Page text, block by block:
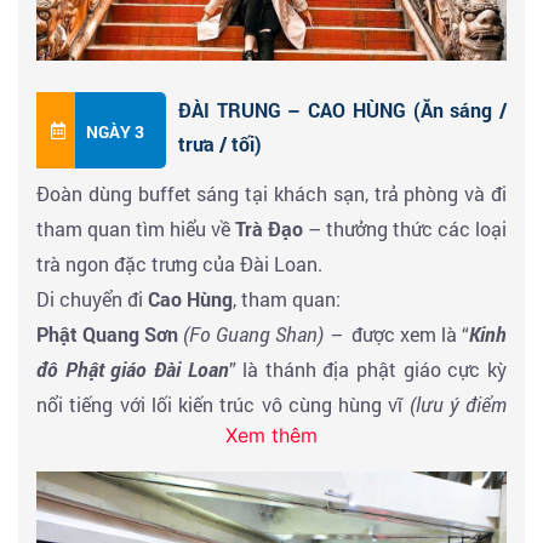
Đài Trung.
NGÀY 3
ĐÀI TRUNG – CAO HÙNG (Ăn sáng /
trưa / tối)
Đoàn dùng buffet sáng tại khách sạn, trả phòng và đi
tham quan tìm hiểu vềTrà Đạo – thưởng thức các loại
trà ngon đặc trưng của Đài Loan.
Di chuyển đi Cao Hùng, tham quan:
Phật Quang Sơn (Fo Guang Shan) – được xem là “Kinh
đô Phật giáo Đài Loan” là thánh địa phật giáo cực kỳ
nổi tiếng với lối kiến trúc vô cùng hùng vĩ (lưu ý điểm
này đóng cửa thứ 2 hàng tuần)
Đầm Liên Trì– khu du lịch với những mô hình biểu
tượng cho nền nghệ thuật kiến trúc Đài Loan. Nơi đây
Xem thêm